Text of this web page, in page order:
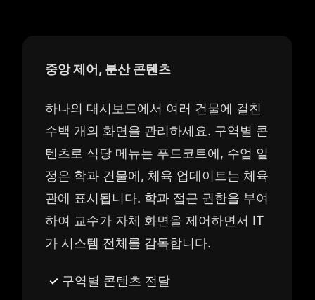
중앙 제어, 분산 콘텐츠
하나의 대시보드에서 여러 건물에 걸친
수백 개의 화면을 관리하세요. 구역별 콘
텐츠로 식당 메뉴는 푸드코트에, 수업 일
정은 학과 건물에, 체육 업데이트는 체육
관에 표시됩니다. 학과 접근 권한을 부여
하여 교수가 자체 화면을 제어하면서 IT
가 시스템 전체를 감독합니다.
구역별 콘텐츠 전달